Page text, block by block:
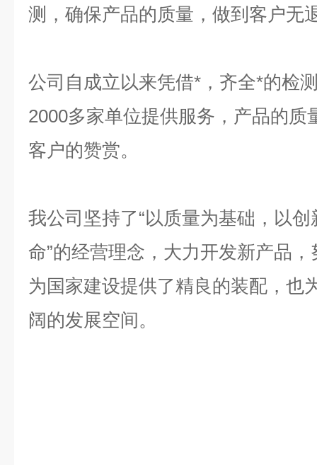
测，确保产品的质量，做到客户无
公司自成立以来凭借*，齐全*的检
2000多家单位提供服务，产品的质
客户的赞赏。
我公司坚持了“以质量为基础，以
命”的经营理念，大力开发新产品
为国家建设提供了精良的装配，也
阔的发展空间。